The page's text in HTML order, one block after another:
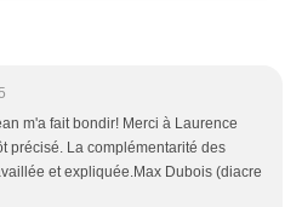
m'a fait bondir! Merci à Laurence
précisé. La complémentarité des
et expliquée.Max Dubois (diacre